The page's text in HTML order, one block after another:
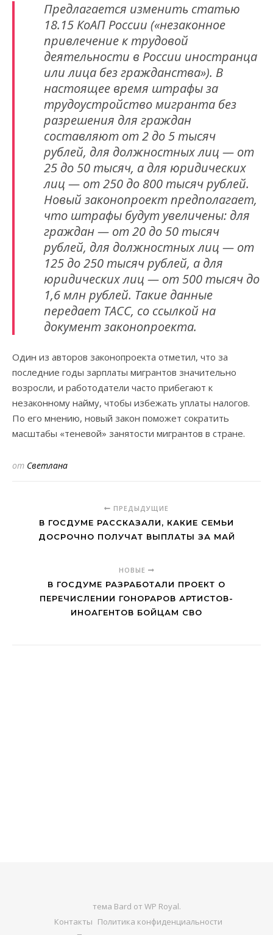
Предлагается изменить статью
18.15 КоАП России («незаконное
привлечение к трудовой
деятельности в России иностранца
или лица без гражданства»). В
настоящее время штрафы за
трудоустройство мигранта без
разрешения для граждан
составляют от 2 до 5 тысяч
рублей, для должностных лиц — от
25 до 50 тысяч, а для юридических
лиц — от 250 до 800 тысяч рублей.
Новый законопроект предполагает,
что штрафы будут увеличены: для
граждан — от 20 до 50 тысяч
рублей, для должностных лиц — от
125 до 250 тысяч рублей, а для
юридических лиц — от 500 тысяч до
1,6 млн рублей. Такие данные
передает ТАСС, со ссылкой на
документ законопроекта.
Один из авторов законопроекта отметил, что за
последние годы зарплаты мигрантов значительно
возросли, и работодатели часто прибегают к
незаконному найму, чтобы избежать уплаты налогов.
По его мнению, новый закон поможет сократить
масштабы «теневой» занятости мигрантов в стране.
от Светлана
ПРЕДЫДУЩИЕ
В ГОСДУМЕ РАССКАЗАЛИ, КАКИЕ СЕМЬИ
ДОСРОЧНО ПОЛУЧАТ ВЫПЛАТЫ ЗА МАЙ
НОВЫЕ
В ГОСДУМЕ РАЗРАБОТАЛИ ПРОЕКТ О
ПЕРЕЧИСЛЕНИИ ГОНОРАРОВ АРТИСТОВ-
ИНОАГЕНТОВ БОЙЦАМ СВО
тема Bard от WP Royal.
Контакты Политика конфиденциальности